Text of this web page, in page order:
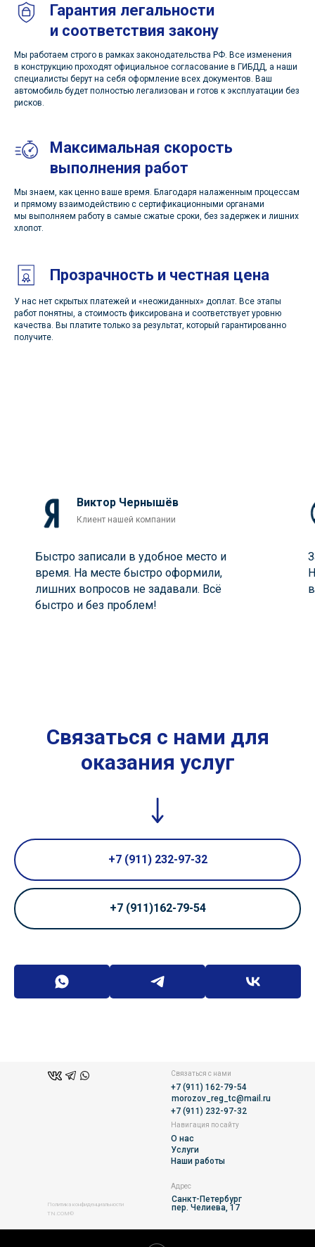
Гарантия легальности
и соответствия закону
Мы работаем строго в рамках законодательства РФ. Все изменения
в конструкцию проходят официальное согласование в ГИБДД, а наши
специалисты берут на себя оформление всех документов. Ваш
автомобиль будет полностью легализован и готов к эксплуатации без
рисков.
Максимальная скорость
выполнения работ
Мы знаем, как ценно ваше время. Благодаря налаженным процессам
и прямому взаимодействию с сертификационными органами
мы выполняем работу в самые сжатые сроки, без задержек и лишних
хлопот.
Прозрачность и честная цена
У нас нет скрытых платежей и «неожиданных» доплат. Все этапы
работ понятны, а стоимость фиксирована и соответствует уровню
качества. Вы платите только за результат, который гарантированно
получите.
Виктор Чернышёв
Клиент нашей компании
Быстро записали в удобное место и
время. На месте быстро оформили,
лишних вопросов не задавали. Всё
быстро и без проблем!
Связаться с нами для
оказания услуг
+7 (911) 232-97-32
+7 (911)162-79-54
+7 (911) 162-79-54
Связаться с нами
Навигация по сайту
Адрес
О нас
Санкт-Петербург
пер. Челиева, 17
Услуги
Наши работы
TN.COM©
morozov_reg_tc@mail.ru
Политика конфиденциальности
+7 (911) 232-97-32